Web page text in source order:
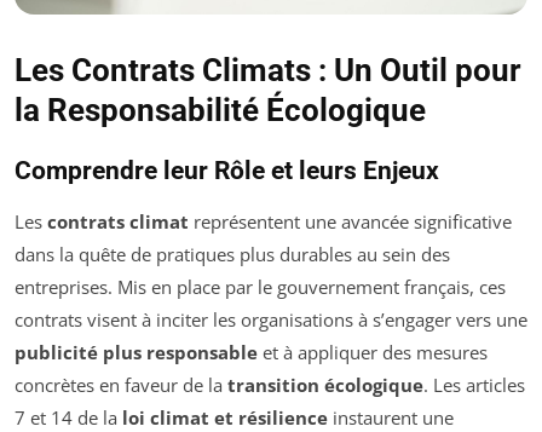
Les Contrats Climats : Un Outil pour
la Responsabilité Écologique
Comprendre leur Rôle et leurs Enjeux
Les contrats climat représentent une avancée significative
dans la quête de pratiques plus durables au sein des
entreprises. Mis en place par le gouvernement français, ces
contrats visent à inciter les organisations à s’engager vers une
publicité plus responsable et à appliquer des mesures
concrètes en faveur de la transition écologique. Les articles
7 et 14 de la loi climat et résilience instaurent une